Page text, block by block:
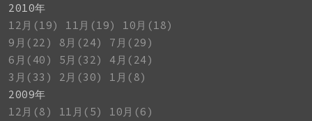
2010年
12月(19)
11月(19)
10月(18)
9月(22)
8月(24)
7月(29)
6月(40)
5月(32)
4月(24)
3月(33)
2月(30)
1月(8)
2009年
12月(8)
11月(5)
10月(6)